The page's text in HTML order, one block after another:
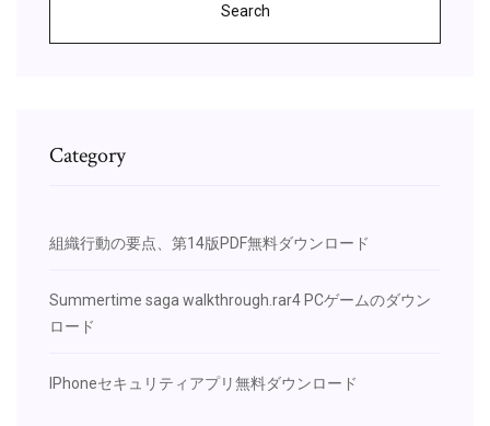
Search
Category
組織行動の要点、第14版PDF無料ダウンロード
Summertime saga walkthrough.rar4 PCゲームのダウン
ロード
IPhoneセキュリティアプリ無料ダウンロード